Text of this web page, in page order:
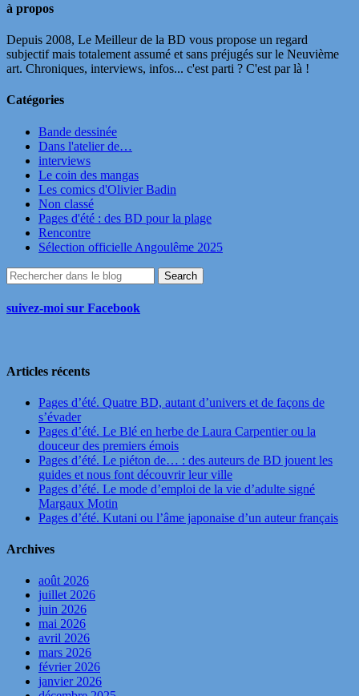
à propos
Depuis 2008, Le Meilleur de la BD vous propose un regard
subjectif mais totalement assumé et sans préjugés sur le Neuvième
art. Chroniques, interviews, infos... c'est parti ? C'est par là !
Catégories
Bande dessinée
Dans l'atelier de…
interviews
Le coin des mangas
Les comics d'Olivier Badin
Non classé
Pages d'été : des BD pour la plage
Rencontre
Sélection officielle Angoulême 2025
suivez-moi sur Facebook
Articles récents
Pages d’été. Quatre BD, autant d’univers et de façons de
s’évader
Pages d’été. Le Blé en herbe de Laura Carpentier ou la
douceur des premiers émois
Pages d’été. Le piéton de… : des auteurs de BD jouent les
guides et nous font découvrir leur ville
Pages d’été. Le mode d’emploi de la vie d’adulte signé
Margaux Motin
Pages d’été. Kutani ou l’âme japonaise d’un auteur français
Archives
août 2026
juillet 2026
juin 2026
mai 2026
avril 2026
mars 2026
février 2026
janvier 2026